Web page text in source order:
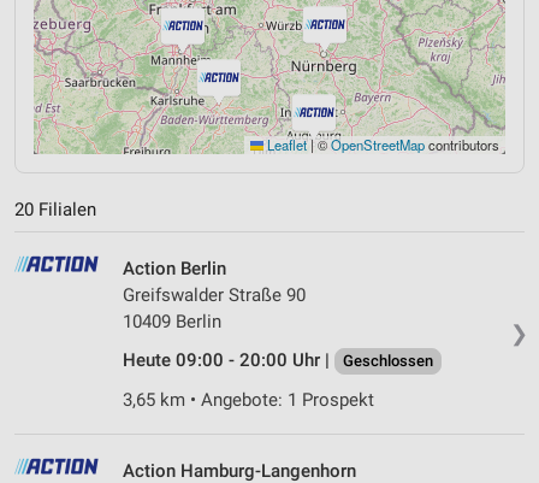
Leaflet |©OpenStreetMapcontributors
20 Filialen
❯
Action Berlin
Greifswalder Straße 90
10409 Berlin
Heute 09:00 - 20:00 Uhr |
Geschlossen
3,65 km • Angebote: 1 Prospekt
Action Hamburg-Langenhorn